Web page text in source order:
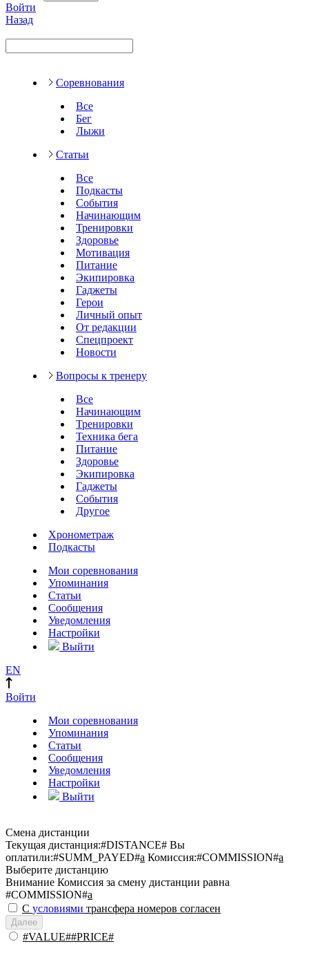
Войти
Назад
Соревнования
Все
Бег
Лыжи
Статьи
Все
Подкасты
События
Начинающим
Тренировки
Здоровье
Мотивация
Питание
Экипировка
Гаджеты
Герои
Личный опыт
От редакции
Спецпроект
Новости
Вопросы к тренеру
Все
Начинающим
Тренировки
Техника бега
Питание
Здоровье
Экипировка
Гаджеты
События
Другое
Хронометраж
Подкасты
Мои соревнования
Упоминания
Статьи
Сообщения
Уведомления
Настройки
Выйти
EN
Войти
Мои соревнования
Упоминания
Статьи
Сообщения
Уведомления
Настройки
Выйти
Смена дистанции
Текущая дистанция:#DISTANCE# Вы
оплатили:#SUMM_PAYED#a Комиссия:#COMMISSION#a
Выберите дистанцию
Внимание Комиссия за смену дистанции равна
#COMMISSION#a
С условиями трансфера номеров согласен
Далее
#VALUE##PRICE#